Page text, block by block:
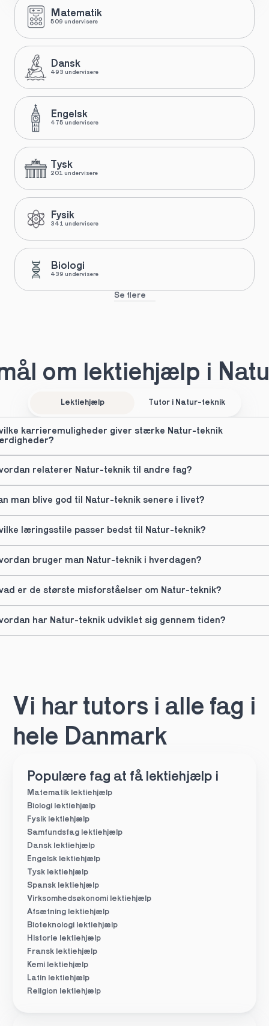
Matematik
509 undervisere
Dansk
493 undervisere
Engelsk
475 undervisere
Tysk
201 undervisere
Fysik
341 undervisere
Biologi
439 undervisere
Se flere
om lektiehjælp i
Lektiehjælp Tutor i Natur-teknik
karrieremuligheder giver stærke Natur-teknik
relaterer Natur-teknik til andre fag?
man blive god til Natur-teknik senere i livet?
læringsstile passer bedst til Natur-teknik?
bruger man Natur-teknik i hverdagen?
er de største misforståelser om Natur-teknik?
har Natur-teknik udviklet sig gennem tiden?
Vi har tutors i alle fag i
hele Danmark
Populære fag at få lektiehjælp i
Matematik lektiehjælp
Biologi lektiehjælp
Fysik lektiehjælp
Samfundsfag lektiehjælp
Dansk lektiehjælp
Engelsk lektiehjælp
Tysk lektiehjælp
Spansk lektiehjælp
Virksomhedsøkonomi lektiehjælp
Afsætning lektiehjælp
Bioteknologi lektiehjælp
Historie lektiehjælp
Fransk lektiehjælp
Kemi lektiehjælp
Latin lektiehjælp
Religion lektiehjælp